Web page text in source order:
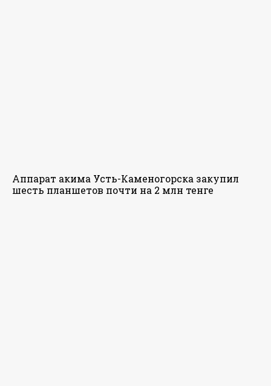
Аппарат акима Усть-Каменогорска закупил
шесть планшетов почти на 2 млн тенге